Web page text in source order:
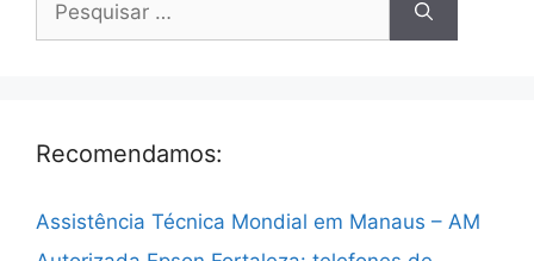
por:
Recomendamos:
Assistência Técnica Mondial em Manaus – AM